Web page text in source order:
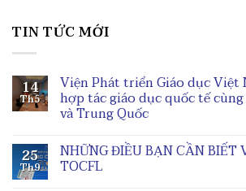
TIN TỨC MỚI
14
Th5
Viện Phát triển Giáo dục Việt
hợp tác giáo dục quốc tế
và Trung Quốc
25
Th9
NHỮNG ĐIỀU BẠN CẦN BIẾT
TOCFL